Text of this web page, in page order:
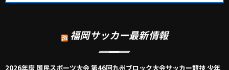
福岡サッカー最新情報
2026年度 国民スポーツ大会 第46回九州ブロック大会サッカー競技 少年